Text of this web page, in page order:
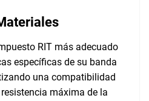
RIT más adecuado
específicas de su banda
una compatibilidad
máxima de la